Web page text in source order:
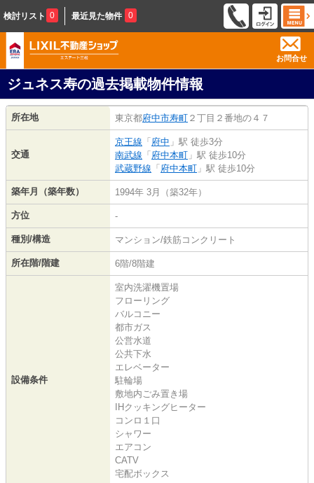
検討リスト 0 最近見た物件 0
お問合せ
ジュネス寿の過去掲載物件情報
所在地 東京都府中市寿町 ２丁目２番地の４７
交通
京王線 「 府中 」駅 徒歩3分
南武線 「 府中本町 」駅 徒歩10分
武蔵野線 「 府中本町 」駅 徒歩10分
築年月（築年数） 1994年 3月（築32年）
方位 -
種別/構造 マンション/鉄筋コンクリート
所在階/階建 6階/8階建
設備条件
室内洗濯機置場
フローリング
バルコニー
都市ガス
公営水道
公共下水
エレベーター
駐輪場
敷地内ごみ置き場
IHクッキングヒーター
コンロ１口
シャワー
エアコン
CATV
宅配ボックス